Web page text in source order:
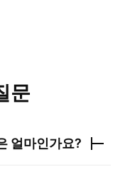
문
얼마인가요?